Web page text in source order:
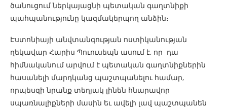
ծանուցում ներկայացնի պետական ​​գաղտնիքի
պահպանությունը կազմակերպող անձին։
Էստոնիայի անվտանգության ոստիկանության
ղեկավար Հարիս Պուուսեպն ասում է, որ դա
հիմնականում արվում է պետական ​​գաղտնիքներին
հասանելի մարդկանց պաշտպանելու համար,
որպեսզի նրանք տեղյակ լինեն հնարավոր
սպառնալիքների մասին եւ ավելի լավ պաշտպանեն